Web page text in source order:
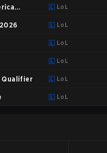
LoL
LoL
LoL
LoL
Qualifier LoL
LoL